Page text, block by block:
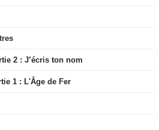
2 : J’écris ton nom
1 : L'Âge de Fer